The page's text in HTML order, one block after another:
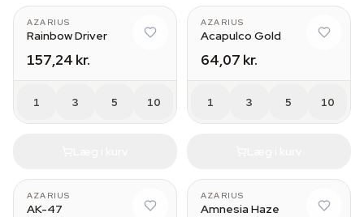
AZARIUS
Rainbow Driver
157,24 kr.
1 3 5 10
AZARIUS
Acapulco Gold
64,07 kr.
1 3 5 10
AZARIUS
AK-47
AZARIUS
Amnesia Haze